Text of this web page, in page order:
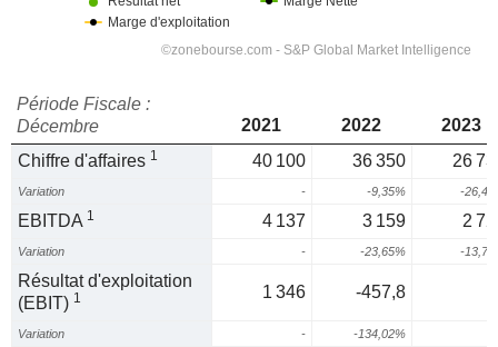
Période Fiscale :
Décembre
2021 2022
2023
Chiffre d'affaires 1 40 100 36 350 26
Variation - -9,35% -
EBITDA 1 4 137 3 159 2
Variation - -23,65% -
Résultat d'exploitation
(EBIT) 1 1 346 -457,8
Variation - -134,02%